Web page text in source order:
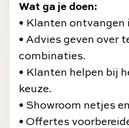
Wat ga je doen:
• Klanten ontvangen
• Advies geven over
combinaties.
• Klanten helpen bij
keuze.
• Showroom netjes
• Offertes